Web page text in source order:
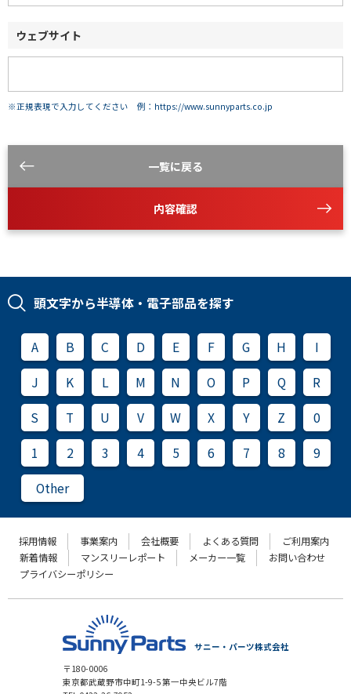
ウェブサイト
※正規表現で入力してください 例：https://www.sunnyparts.co.jp
一覧に戻る
内容確認
頭文字から半導体・電子部品を探す
A B C D E F G H
I
J
K L M N O P Q
R
S
T U V W X Y Z
0
1
2 3 4 5 6 7 8
9
Other
採用情報 事業案内 会社概要 よくある質問
ご利用案内
新着情報
マンスリーレポート メーカー一覧
お問い合わせ
プライバシーポリシー
サニー・パーツ株式会社
〒180-0006
東京都武蔵野市中町1-9-5 第一中央ビル7階